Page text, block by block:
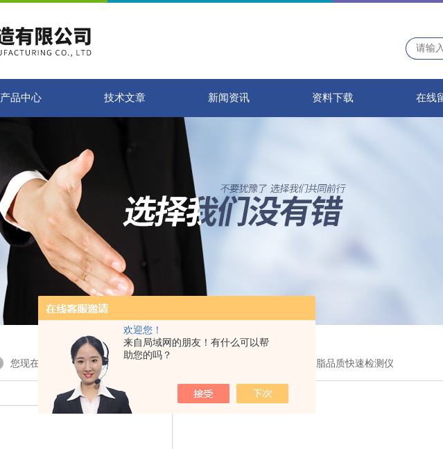
欢迎您！
来自局域网的朋友！有什么可以帮
助您的吗？
产品中心 技术文章 新闻资讯 资料下载 在线
您现在的位置：首页> 产品展示 > 食用油品质测定仪 >CSY-SDC食用油脂品质快速检测仪